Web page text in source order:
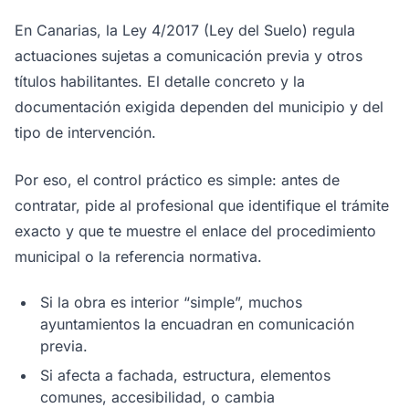
En Canarias, la Ley 4/2017 (Ley del Suelo) regula
actuaciones sujetas a comunicación previa y otros
títulos habilitantes. El detalle concreto y la
documentación exigida dependen del municipio y del
tipo de intervención.
Por eso, el control práctico es simple: antes de
contratar, pide al profesional que identifique el trámite
exacto y que te muestre el enlace del procedimiento
municipal o la referencia normativa.
Si la obra es interior “simple”, muchos
ayuntamientos la encuadran en comunicación
previa.
Si afecta a fachada, estructura, elementos
comunes, accesibilidad, o cambia